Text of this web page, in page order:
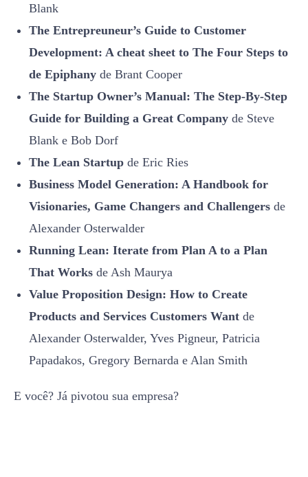
Blank
The Entrepreuneur’s Guide to Customer
Development: A cheat sheet to The Four Steps to
de Epiphany de Brant Cooper
The Startup Owner’s Manual: The Step-By-Step
Guide for Building a Great Company de Steve
Blank e Bob Dorf
The Lean Startup de Eric Ries
Business Model Generation: A Handbook for
Visionaries, Game Changers and Challengers de
Alexander Osterwalder
Running Lean: Iterate from Plan A to a Plan
That Works de Ash Maurya
Value Proposition Design: How to Create
Products and Services Customers Want de
Alexander Osterwalder, Yves Pigneur, Patricia
Papadakos, Gregory Bernarda e Alan Smith
E você? Já pivotou sua empresa?